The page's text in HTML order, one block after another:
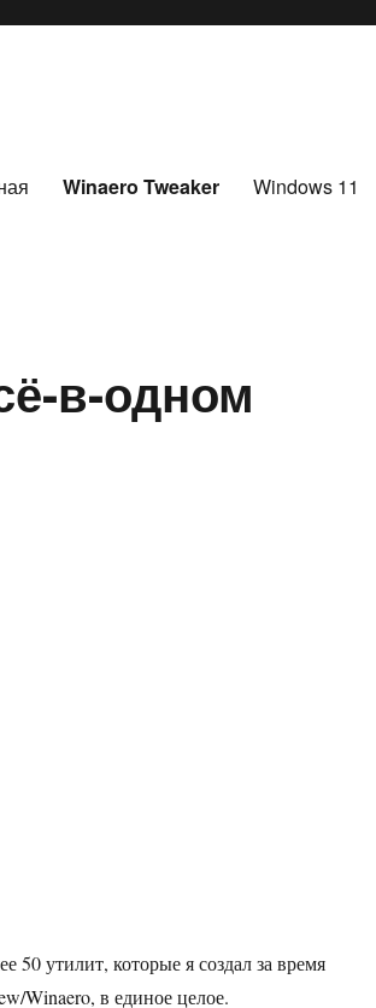
Winaero Tweaker Windows 11
в-одном
50 утилит, которые я создал за время
Winaero, в единое целое.